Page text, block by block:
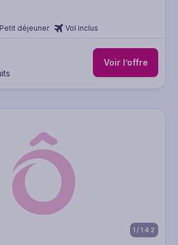
Petit déjeuner Vol inclus
Voir l’offre
1/142